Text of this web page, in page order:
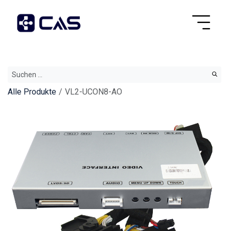
Alle Produkte VL2-UCON8-AO